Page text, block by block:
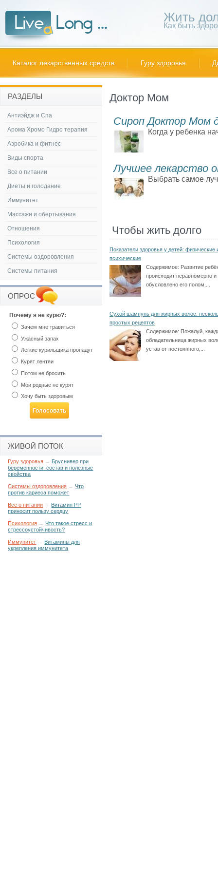
Жить
Как быть
Каталог лекарственных средств Гуру здоровья
Доктор Мом
Сироп Доктор Мом
Когда у ребенка
Лучшее лекарство
Выбрать самое
Чтобы жить долго
Показатели здоровья у детей: физические
психические
Содержимое: Развитие
происходит неравномерно и
обусловлено его полом,...
Сухой шампунь для жирных волос:
простых рецептов
Содержимое: Пожалуй,
обладательница жирных
устав от постоянного,...
РАЗДЕЛЫ
Антиэйдж и Спа
Арома Хромо Гидро терапия
Аэробика и фитнес
Виды спорта
Все о питании
Диеты и голодание
Иммунитет
Массажи и обертывания
Отношения
Психология
Системы оздоровления
Системы питания
ОПРОС
Почему я не курю?:
Зачем мне травиться
Ужасный запах
Легкие курильщика пропадут
Курят лентяи
Потом не бросить
Мои родные не курят
Хочу быть здоровым
ЖИВОЙ ПОТОК
Гуру здоровья → Бруснивер при
беременности: состав и полезные
свойства
Системы оздоровления →Что
против кариеса поможет
Все о питании → Витамин РР
приносит пользу сердцу
Психология →Что такое стресс и
стрессоустойчивость?
Иммунитет → Витамины для
укрепления иммунитета